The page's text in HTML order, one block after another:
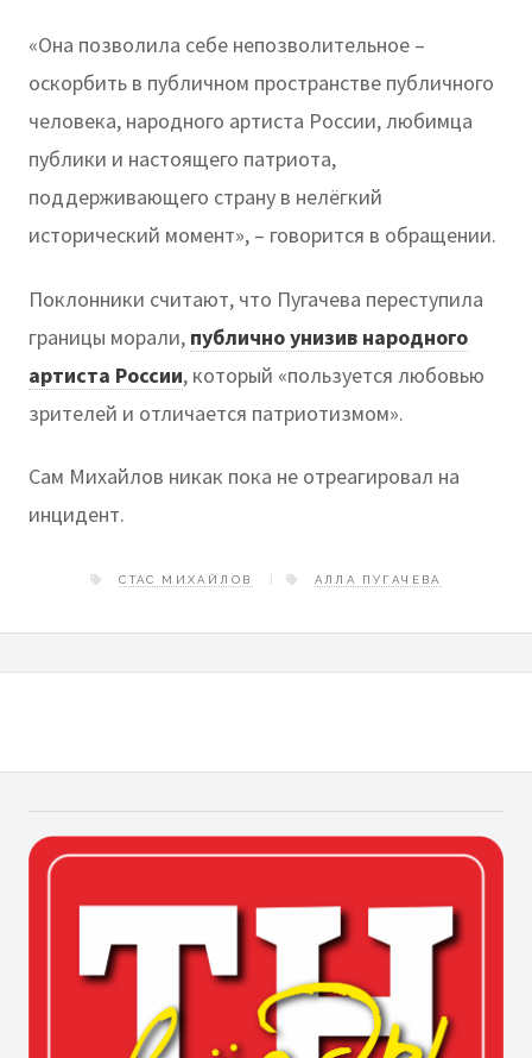
«Она позволила себе непозволительное –
оскорбить в публичном пространстве публичного
человека, народного артиста России, любимца
публики и настоящего патриота,
поддерживающего страну в нелёгкий
исторический момент», – говорится в обращении.
Поклонники считают, что Пугачева переступила
границы морали, публично унизив народного
артиста России, который «пользуется любовью
зрителей и отличается патриотизмом».
Сам Михайлов никак пока не отреагировал на
инцидент.
СТАС МИХАЙЛОВ АЛЛА ПУГАЧЕВА